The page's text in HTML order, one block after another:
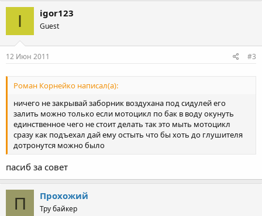
I igor123
Guest
12 Июн 2011 #3
Роман Корнейко написал(а):
ничего не закрывай заборник воздухана под сидулей его
залить можно только если мотоцикл по бак в воду окунуть
единственное чего не стоит делать так это мыть мотоцикл
сразу как подъехал дай ему остыть что бы хоть до глушителя
дотронутся можно было
пасиб за совет
П Прохожий
Тру байкер